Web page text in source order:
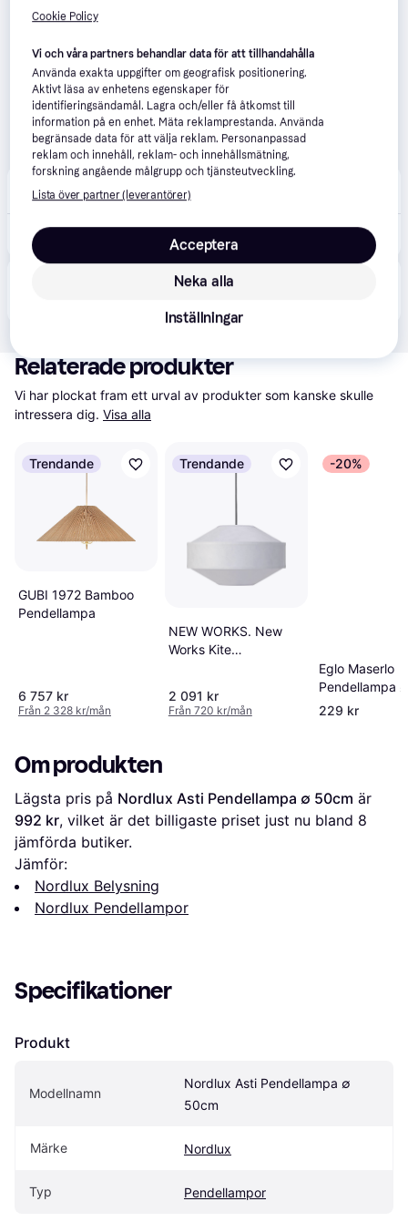
Ljustema
Beställningsvara
Asti Taklampa Ø50cm Natur 1 164 kr
2 butiker som valt att inte
Relaterade produkter
Vi har plockat fram ett urval av produkter som kanske skulle
intressera dig. Visa alla
Trendande
GUBI 1972 Bamboo
Pendellampa
6 757 kr
Från 2 328 kr/mån
Trendande
NEW WORKS. New
Works Kite
2 091 kr
Från 720 kr/mån
-20%
Eglo Maserlo
Pendellampa
229 kr
Om produkten
Lägsta pris på Nordlux Asti Pendellampa ∅ 50cm
992 kr, vilket är det billigaste priset just nu bland 8
jämförda butiker.
Jämför:
Nordlux Belysning
Nordlux Pendellampor
Specifikationer
Produkt
Modellnamn
Nordlux Asti Pendellampa ∅
50cm
Märke Nordlux
Typ Pendellampor
Cookie Policy
Vi och våra partners behandlar data för att tillhandahålla
Använda exakta uppgifter om geografisk positionering.
Aktivt läsa av enhetens egenskaper för
identifieringsändamål. Lagra och/eller få åtkomst till
information på en enhet. Mäta reklamprestanda. Använda
begränsade data för att välja reklam. Personanpassad
reklam och innehåll, reklam- och innehållsmätning,
forskning angående målgrupp och tjänsteutveckling.
Lista över partner (leverantörer)
Neka alla
Acceptera
Inställningar